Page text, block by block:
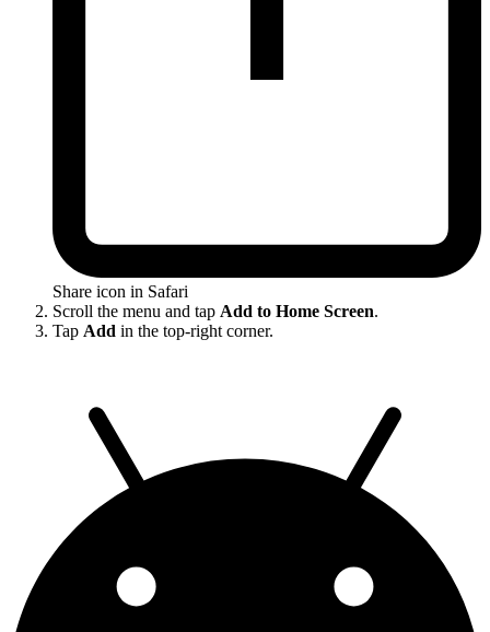
Share icon in Safari
Scroll the menu and tap Add to Home Screen.
Tap Add in the top-right corner.